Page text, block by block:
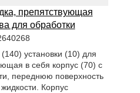
препятствующая
для обработки
установки (10) для
в себя корпус (70) с
переднюю поверхность
Корпус